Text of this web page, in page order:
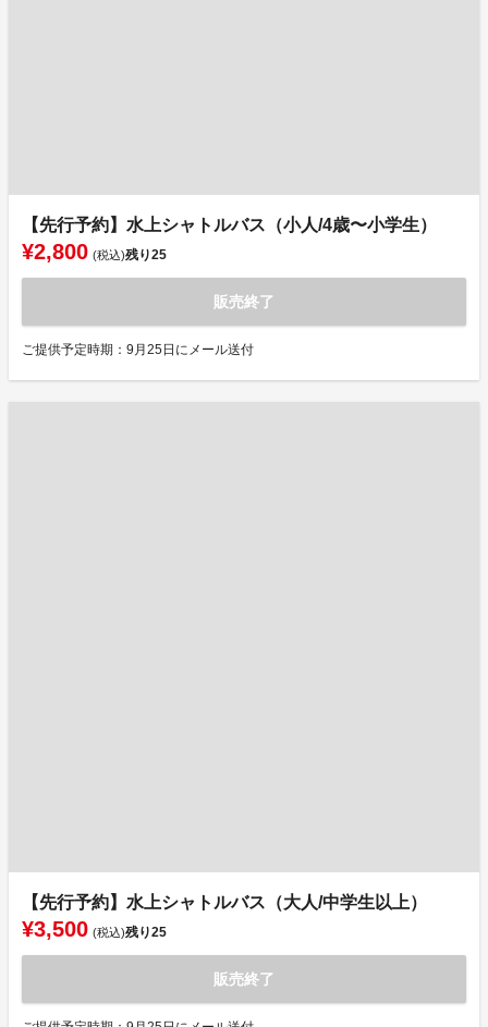
【先行予約】水上シャトルバス（小人/4歳〜小学生）
¥2,800 (税込)残り25
販売終了
ご提供予定時期：9月25日にメール送付
【先行予約】水上シャトルバス（大人/中学生以上）
¥3,500 (税込)残り25
販売終了